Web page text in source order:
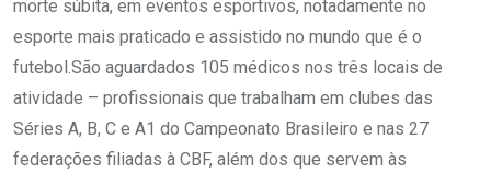
morte súbita, em eventos esportivos, notadamente no
esporte mais praticado e assistido no mundo que é o
futebol.São aguardados 105 médicos nos três locais de
atividade – profissionais que trabalham em clubes das
Séries A, B, C e A1 do Campeonato Brasileiro e nas 27
federações filiadas à CBF, além dos que servem às